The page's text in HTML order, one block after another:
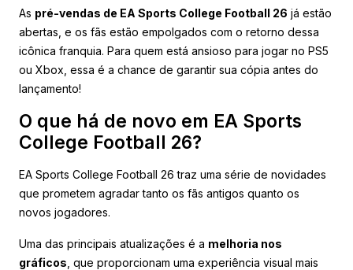
As pré-vendas de EA Sports College Football 26 já estão
abertas, e os fãs estão empolgados com o retorno dessa
icônica franquia. Para quem está ansioso para jogar no PS5
ou Xbox, essa é a chance de garantir sua cópia antes do
lançamento!
O que há de novo em EA Sports
College Football 26?
EA Sports College Football 26 traz uma série de novidades
que prometem agradar tanto os fãs antigos quanto os
novos jogadores.
Uma das principais atualizações é a melhoria nos
gráficos , que proporcionam uma experiência visual mais